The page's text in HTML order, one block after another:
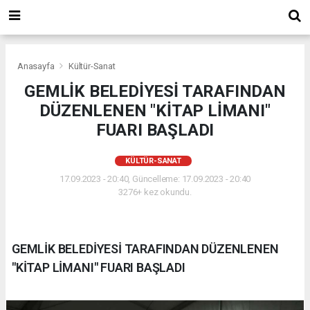
Anasayfa Kültür-Sanat
GEMLİK BELEDİYESİ TARAFINDAN
DÜZENLENEN "KİTAP LİMANI"
FUARI BAŞLADI
KÜLTÜR-SANAT
17.09.2023 - 20:40, Güncelleme: 17.09.2023 - 20:40
3276+ kez okundu.
GEMLİK BELEDİYESİ TARAFINDAN DÜZENLENEN
"KİTAP LİMANI" FUARI BAŞLADI